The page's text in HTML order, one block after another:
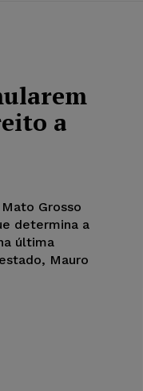
a
Grosso
determina a
última
Mauro